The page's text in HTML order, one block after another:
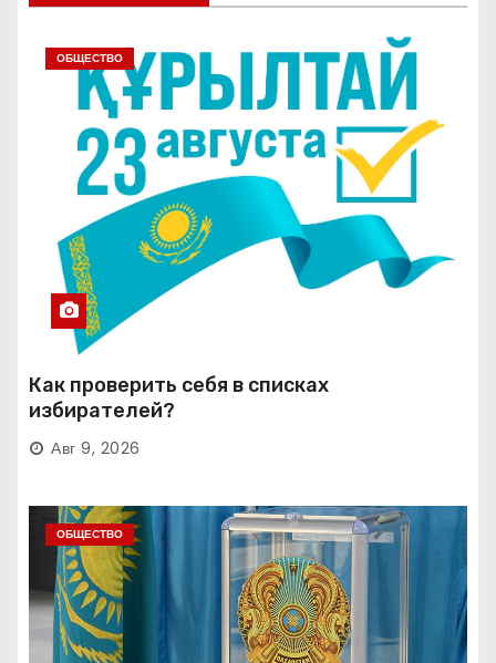
ОБЩЕСТВО
Как проверить себя в списках
избирателей?
Авг 9, 2026
ОБЩЕСТВО